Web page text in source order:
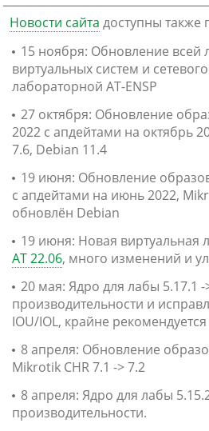
Новости сайта доступны также
15 ноября: Обновление всей
виртуальных систем и
лабораторной AT-ENSP
27 октября: Обновление
2022 с апдейтами на октябрь
7.6, Debian 11.4
19 июня: Обновление
с апдейтами на июнь 2022,
обновлён Debian
19 июня: Новая виртуальная
AT 22.06, много изменений и
20 мая: Ядро для лабы 5.17.1
производительности и
IOU/IOL, крайне рекомендуется
8 апреля: Обновление
Mikrotik CHR 7.1 -> 7.2
8 апреля: Ядро для лабы
производительности.